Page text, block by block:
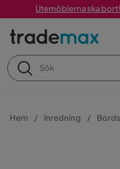
Utemöblerna ska bort!
Hem Inredning